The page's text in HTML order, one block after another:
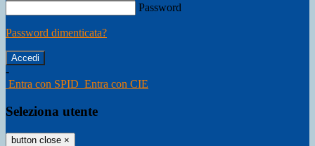
Password
Password dimenticata?
-
Entra con SPID Entra con CIE
Seleziona utente
button close ×